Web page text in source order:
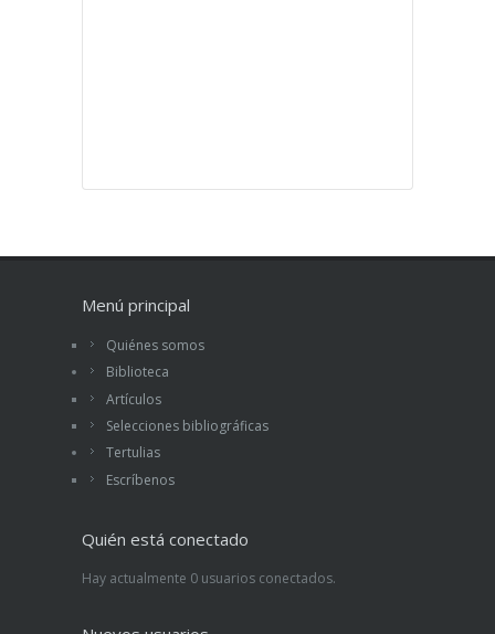
Menú principal
Quiénes somos
Biblioteca
Artículos
Selecciones bibliográficas
Tertulias
Escríbenos
Quién está conectado
Hay actualmente 0 usuarios conectados.